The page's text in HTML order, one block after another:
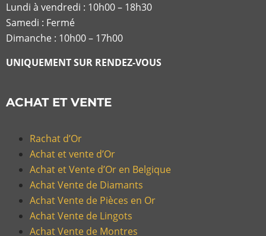
Lundi à vendredi : 10h00 – 18h30
Samedi : Fermé
Dimanche : 10h00 – 17h00
UNIQUEMENT SUR RENDEZ-VOUS
ACHAT ET VENTE
Rachat d’Or
Achat et vente d’Or
Achat et Vente d’Or en Belgique
Achat Vente de Diamants
Achat Vente de Pièces en Or
Achat Vente de Lingots
Achat Vente de Montres